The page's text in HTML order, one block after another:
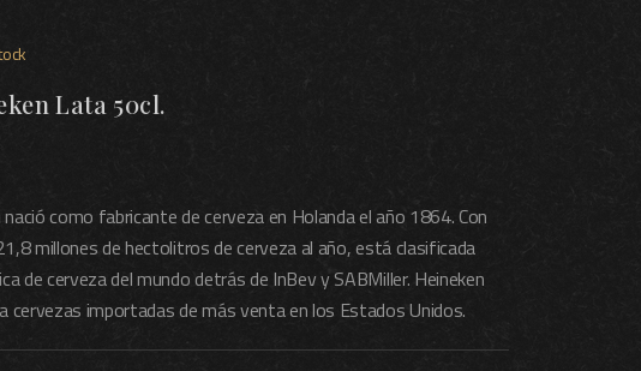
Lata 50cl.
nació como fabricante de cerveza en Holanda el año 1864. Con
millones de hectolitros de cerveza al año, está clasificada
de cerveza del mundo detrás de InBev y SABMiller. Heineken
cervezas importadas de más venta en los Estados Unidos.